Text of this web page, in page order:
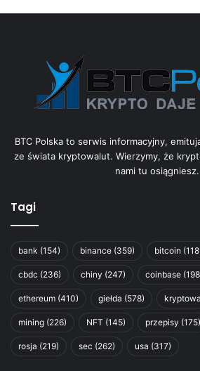
BTC Polska to serwis informacyjny,
ze świata kryptowalut. Wierzymy, że
nami tu osiągniesz.
Tagi
bank (154) binance (359) bitcoin
cbdc (236) chiny (247) coinbase
ethereum (410) giełda (578)
mining (226) NFT (145) przepisy (175)
rosja (219) sec (262) usa (317)